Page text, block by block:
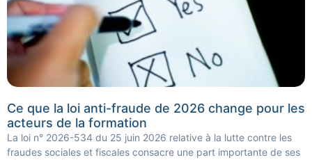
Ce que la loi anti-fraude de 2026 change pour les
acteurs de la formation
La loi n° 2026-534 du 25 juin 2026 relative à la lutte contre les
fraudes sociales et fiscales consacre une part importante de ses